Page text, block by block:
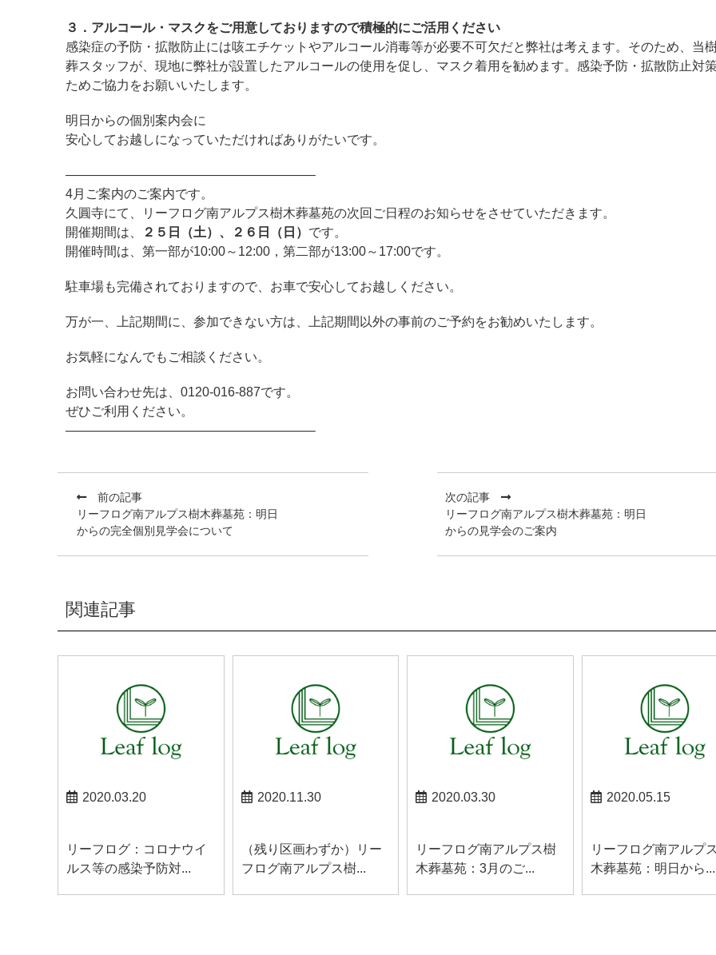
３．アルコール・マスクをご用意しておりますので積極的にご活用ください
感染症の予防・拡散防止には咳エチケットやアルコール消毒等が必要不可欠だと弊社は考えます。そのため、当
葬スタッフが、現地に弊社が設置したアルコールの使用を促し、マスク着用を勧めます。感染予防・拡散防止対
ためご協力をお願いいたします。
明日からの個別案内会に
安心してお越しになっていただければありがたいです。
———————————————————–
4月ご案内のご案内です。
久圓寺にて、リーフログ南アルプス樹木葬墓苑の次回ご日程のお知らせをさせていただきます。
開催期間は、
２５日（土）、２６日（日） です。
開催時間は、第一部が10:00～12:00，第二部が13:00～17:00です。
駐車場も完備されておりますので、お車で安心してお越しください。
万が一、上記期間に、参加できない方は、上記期間以外の事前のご予約をお勧めいたします。
お気軽になんでもご相談ください。
お問い合わせ先は、0120-016-887です。
ぜひご利用ください。
———————————————————–
前の記事
リーフログ南アルプス樹木葬墓苑：明日
からの完全個別見学会について
次の記事
リーフログ南アルプス樹木葬墓苑：明日
からの見学会のご案内
関連記事
2020.03.20
リーフログ：コロナウイ
ルス等の感染予防対...
2020.11.30
（残り区画わずか）リー
フログ南アルプス樹...
2020.03.30
リーフログ南アルプス樹
木葬墓苑：3月のご...
2020.05.15
リーフログ南アルプ
木葬墓苑：明日から...